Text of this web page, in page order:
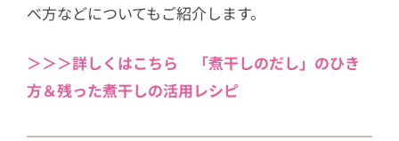
べ方などについてもご紹介します。
＞＞＞詳しくはこちら 「煮干しのだし」のひき
方＆残った煮干しの活用レシピ